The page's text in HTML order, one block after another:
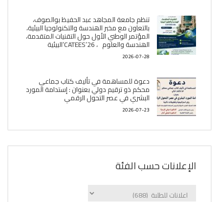
تنظم جامعة المجاهد عبد الحفيظ بوالصوف،
بالتعاون مع مخبر الھندسة والتكنولوجيا البیئیة،
المؤتمر الوطني الأول حول التقنيات المتقدمة،
الھندسة والعلوم ، CATEES’26’البیئية
2026-07-28
دعوة للمساهمة في تأليف كتاب جماعي
محكم ذو ترقيم دولي بعنوان : إستدامة المورد
البشري في عصر التحول الرقمي
2026-07-23
الإعلانات حسب الفئة
الإعلانات